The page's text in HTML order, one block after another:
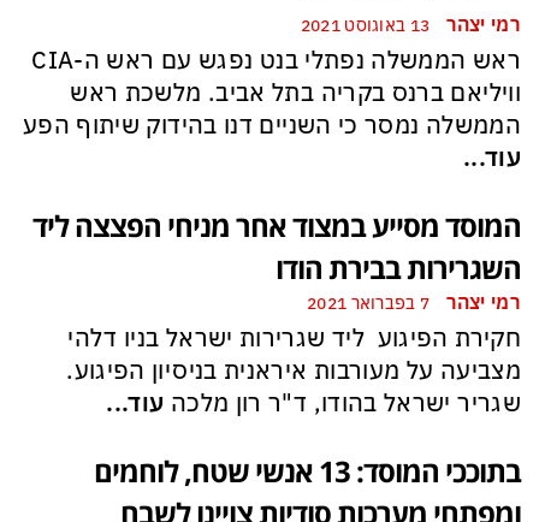
רמי יצהר
ראש הממשלה נפתלי בנט נפגש עם ראש ה-CIA
וויליאם ברנס בקריה בתל אביב. מלשכת ראש
הממשלה נמסר כי השניים דנו בהידוק שיתוף הפע
עוד...
המוסד מסייע במצוד אחר מניחי הפצצה ליד
השגרירות בבירת הודו
רמי יצהר
חקירת הפיגוע ליד שגרירות ישראל בניו דלהי
מצביעה על מעורבות איראנית בניסיון הפיגוע.
שגריר ישראל בהודו, ד"ר רון מלכה עוד...
בתוככי המוסד: 13 אנשי שטח, לוחמים
ומפתחי מערכות סודיות צויינו לשבח